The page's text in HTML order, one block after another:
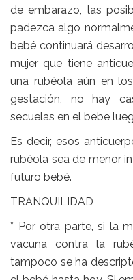
de embarazo, las
padezca algo
bebé continuará
mujer que tiene
una rubéola aún en
gestación, no hay
secuelas en el bebe
Es decir, esos
rubéola sea de menor
futuro bebé.
TRANQUILIDAD
* Por otra parte, si la
vacuna contra la
tampoco se ha